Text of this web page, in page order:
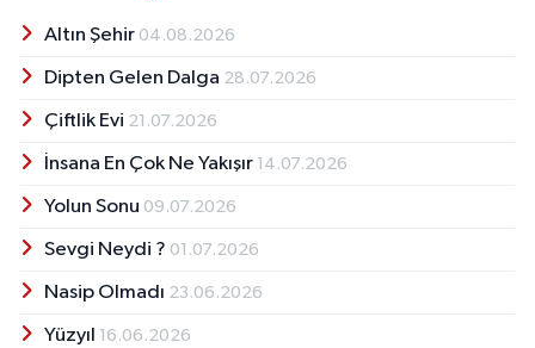
Altın Şehir 04.08.2026
Dipten Gelen Dalga 28.07.2026
Çiftlik Evi 21.07.2026
İnsana En Çok Ne Yakışır 14.07.2026
Yolun Sonu 09.07.2026
Sevgi Neydi ? 01.07.2026
Nasip Olmadı 23.06.2026
Yüzyıl 16.06.2026